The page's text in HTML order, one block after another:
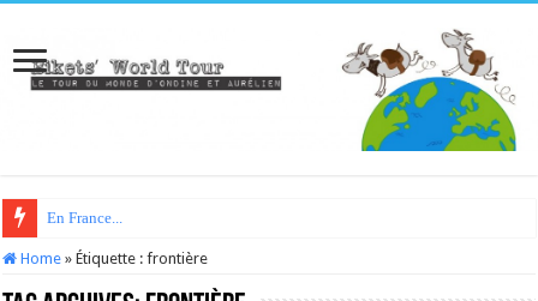
En France...
Home » Étiquette :frontière